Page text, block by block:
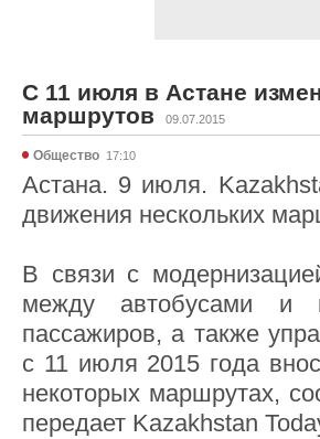
С 11 июля в Астане
маршрутов
09.07.2015
Общество 17:10
Астана. 9 июля.
движения нескольких
В связи с
между автобусами и
пассажиров, а также
с 11 июля 2015 года
некоторых маршрутах,
передает Kazakhstan